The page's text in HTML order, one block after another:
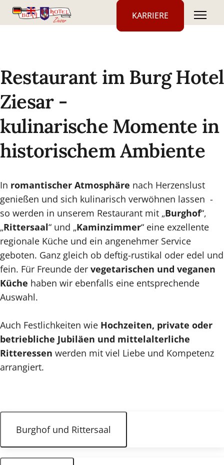
KARRIERE
Restaurant im Burg Hotel
Ziesar -
kulinarische Momente in
historischem Ambiente
In romantischer Atmosphäre nach Herzenslust
genießen und sich kulinarisch verwöhnen lassen -
so werden in unserem Restaurant mit „Burghof“,
„Rittersaal“ und „Kaminzimmer“ eine exzellente
regionale Küche und ein angenehmer Service
geboten. Ganz gleich ob deftig-rustikal oder edel und
fein. Für Freunde der vegetarischen und veganen
Küche haben wir ebenfalls eine entsprechende
Auswahl.
Auch Festlichkeiten wie Hochzeiten, private oder
betriebliche Jubiläen und mittelalterliche
Ritteressen werden mit viel Liebe und Kompetenz
arrangiert.
Burghof und Rittersaal